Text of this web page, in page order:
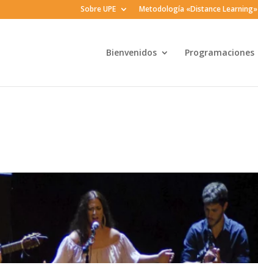
Sobre UPE Metodología «Distance Learning»
Bienvenidos Programaciones